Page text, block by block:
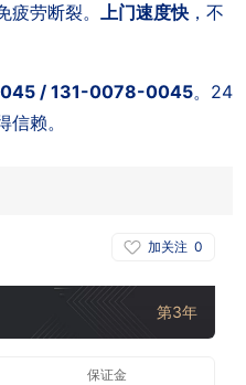
劳断裂。 上门速度快 ，不
/ 131-0078-0045。24
赖。
加关注 0
第3年
保证金